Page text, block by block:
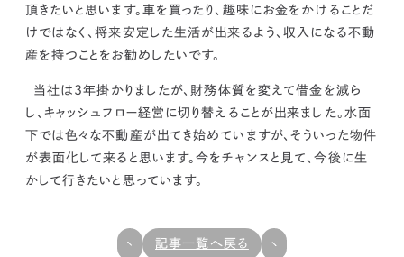
頂きたいと思います。車を買ったり、趣味にお金をかけることだ
けではなく、将来安定した生活が出来るよう、収入になる不動
産を持つことをお勧めしたいです。
当社は3年掛かりましたが、財務体質を変えて借金を減ら
し、キャッシュフロー経営に切り替えることが出来ました。 水面
下では色々な不動産が出てき始めていますが、そういった物件
が表面化して来ると思います。今をチャンスと見て、今後に生
かして行きたいと思っています。
記事一覧へ戻る